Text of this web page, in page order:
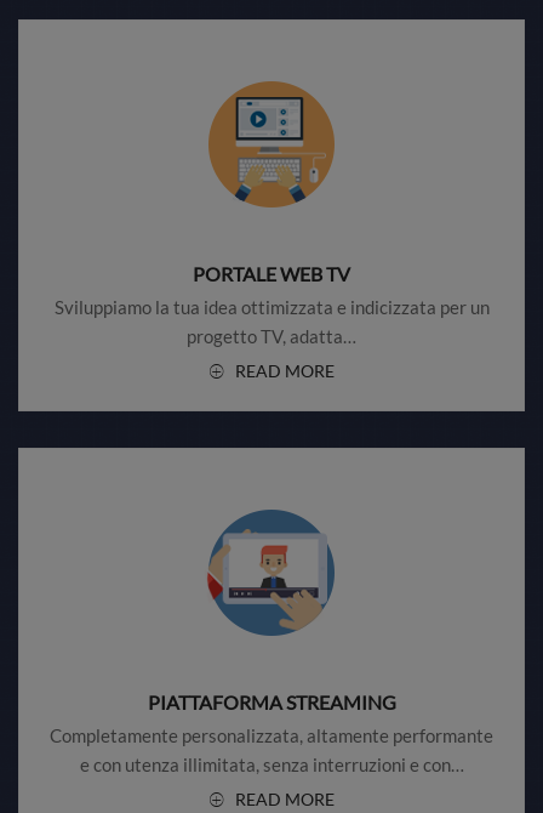
PORTALE WEB TV
Sviluppiamo la tua idea ottimizzata e indicizzata per un
progetto TV, adatta…
READ MORE
PIATTAFORMA STREAMING
Completamente personalizzata, altamente performante
e con utenza illimitata, senza interruzioni e con…
READ MORE